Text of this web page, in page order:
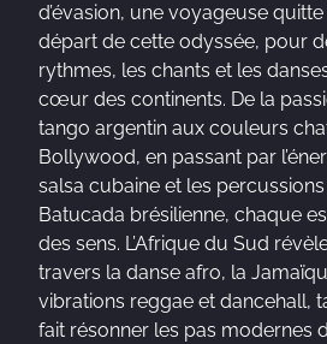
d’évasion, une voyageuse
départ de cette odyssée, pour
rythmes, les chants et les
cœur des continents. De la
tango argentin aux couleurs
Bollywood, en passant par
salsa cubaine et les percussions
Batucada brésilienne, chaque
des sens. L’Afrique du Sud
travers la danse afro, la
vibrations reggae et dancehall,
fait résonner les pas modernes